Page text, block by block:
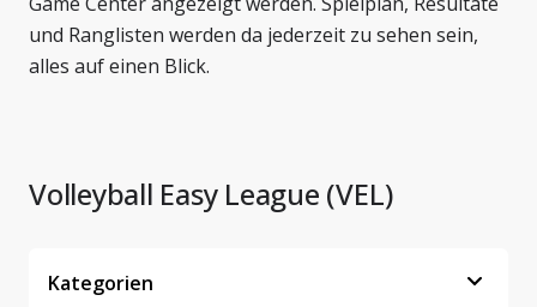
und Ranglisten werden da jederzeit zu sehen sein,
alles auf einen Blick.
Volleyball Easy League (VEL)
Kategorien